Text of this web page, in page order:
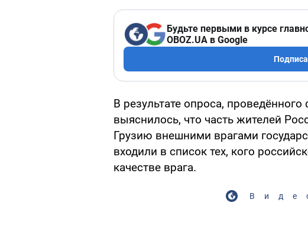
Будьте первыми в курсе
OBOZ.UA в Google
В результате опроса,
выяснилось, что часть жителей
Грузию внешними врагами
входили в список тех, кого
качестве врага.